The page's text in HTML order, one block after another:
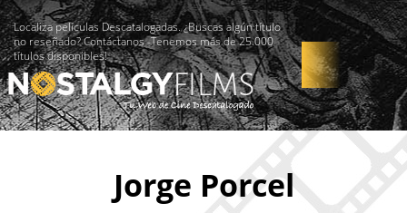
Localiza películas Descatalogadas. ¿Buscas algún título
no reseñado? Contáctanos -Tenemos más de 25.000
títulos disponibles!
Jorge Porcel